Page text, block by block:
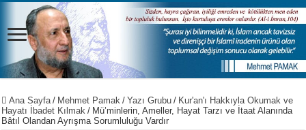
Ana Sayfa / Mehmet Pamak / Yazı Grubu / Kur'an'ı Hakkıyla Okumak ve
Hayatı İbadet Kılmak / Mü’minlerin, Ameller, Hayat Tarzı ve İtaat Alanında
Bâtıl Olandan Ayrışma Sorumluluğu Vardır